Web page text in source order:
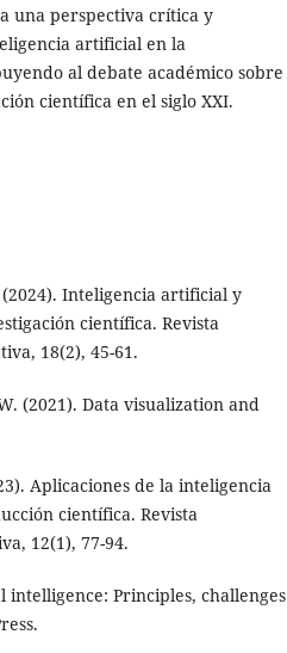
una perspectiva crítica y
artificial en la
al debate académico sobre
científica en el siglo XXI.
(2024). Inteligencia artificial y
científica. Revista
18(2), 45-61.
(2021). Data visualization and
Aplicaciones de la inteligencia
científica. Revista
12(1), 77-94.
Principles, challenges